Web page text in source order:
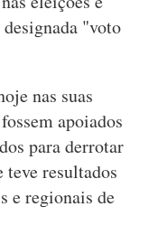
"voto
nas suas
apoiados
para derrotar
teve resultados
e regionais de